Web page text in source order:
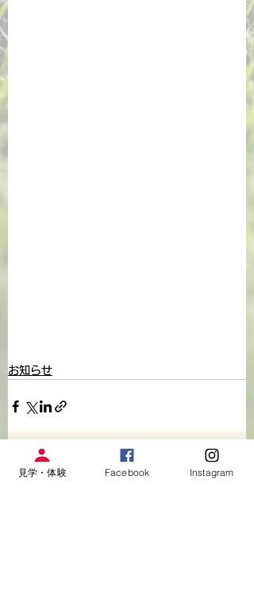
お知らせ
関連記事 すべて表示
見学・体験 Facebook Instagram